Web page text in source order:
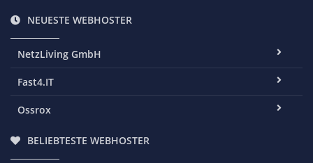
NEUESTE WEBHOSTER
NetzLiving GmbH
Fast4.IT
Ossrox
BELIEBTESTE WEBHOSTER